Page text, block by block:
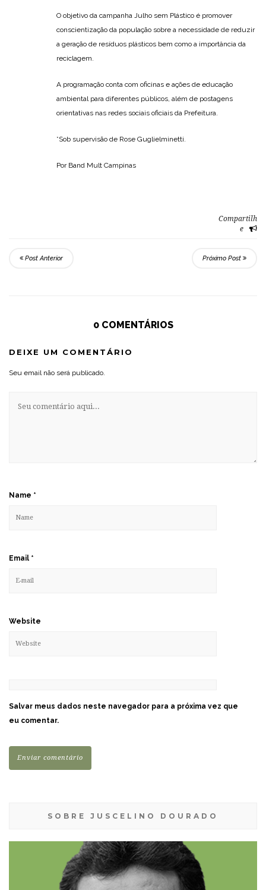
O objetivo da campanha Julho sem Plástico é promover
conscientização da população sobre a necessidade de reduzir
a geração de resíduos plásticos bem como a importância da
reciclagem.
A programação conta com oficinas e ações de educação
ambiental para diferentes públicos, além de postagens
orientativas nas redes sociais oficiais da Prefeitura.
*Sob supervisão de Rose Guglielminetti.
Por Band Mult Campinas
Compartilh
e
Post Anterior Próximo Post
0 COMENTÁRIOS
DEIXE UM COMENTÁRIO
Seu email não será publicado.
Name *
Email *
Website
Salvar meus dados neste navegador para a próxima vez que
eu comentar.
SOBRE JUSCELINO DOURADO